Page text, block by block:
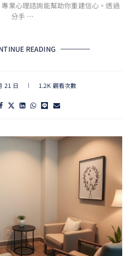
業心理諮詢能幫助你重建信心。透過
分手 …
READING
21 日 1.2K 觀看次數